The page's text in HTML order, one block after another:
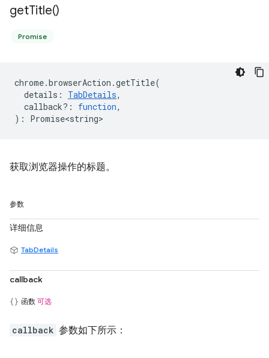
getTitle()
Promise
chrome.browserAction .getTitle(
details : TabDetails,
callback? : function,
) : Promise<string>
获取浏览器操作的标题。
参数
详细信息
TabDetails
callback
函数 可选
callback 参数如下所示：